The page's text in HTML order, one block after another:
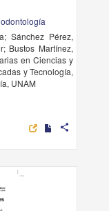
Sánchez Pérez,
Bustos Martínez,
en Ciencias y
y Tecnología,
UNAM
share